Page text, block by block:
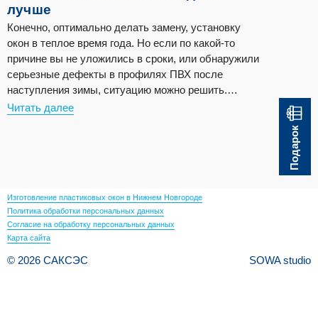
Подарок
лучше
Конечно, оптимально делать замену, установку
окон в теплое время года. Но если по какой-то
причине вы не уложились в сроки, или обнаружили
серьезные дефекты в профилях ПВХ после
наступления зимы, ситуацию можно решить.
Рассмотрим особенности установки окон в морозы
Читать далее
© 2026 САКСЭС
Изготовление пластиковых окон в Нижнем Новгороде
Политика обработки персональных данных
Согласие на обработку персональных данных
Карта сайта
SOWA studio